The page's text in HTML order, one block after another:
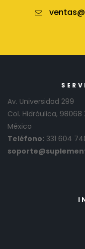
Av. Universidad 299
Col. Hidráulica,
México
Teléfono: 331 604